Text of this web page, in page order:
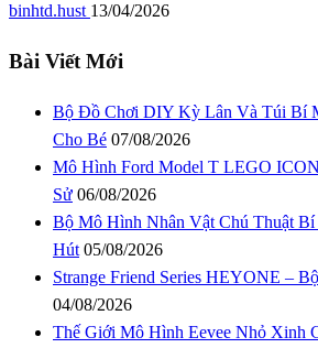
binhtd.hust 13/04/2026
Bài Viết Mới
Bộ Đồ Chơi DIY Kỳ Lân Và Túi Bí
Cho Bé 07/08/2026
Mô Hình Ford Model T LEGO
Sử 06/08/2026
Bộ Mô Hình Nhân Vật Chú Thuật
Hút 05/08/2026
Strange Friend Series HEYONE –
04/08/2026
Thế Giới Mô Hình Eevee Nhỏ Xinh